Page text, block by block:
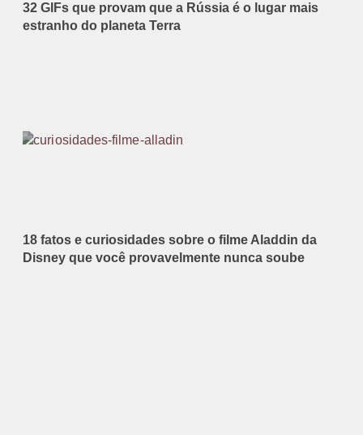
32 GIFs que provam que a Rússia é o lugar mais
estranho do planeta Terra
18 fatos e curiosidades sobre o filme Aladdin da
Disney que você provavelmente nunca soube